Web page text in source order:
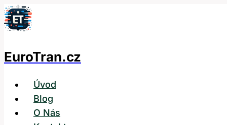
Přeskočit
na
EuroTran.cz
Úvod
Blog
O Nás